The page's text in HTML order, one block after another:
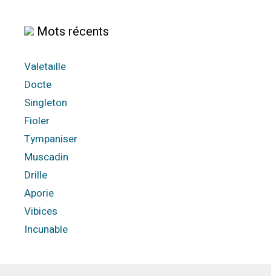
Mots récents
Valetaille
Docte
Singleton
Fioler
Tympaniser
Muscadin
Drille
Aporie
Vibices
Incunable